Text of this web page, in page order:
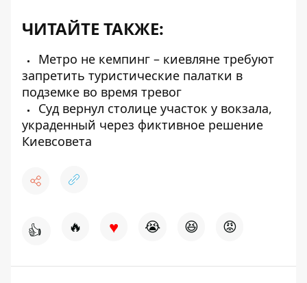
ЧИТАЙТЕ ТАКЖЕ:
Метро не кемпинг – киевляне требуют
запретить туристические палатки в
подземке во время тревог
Суд вернул столице участок у вокзала,
украденный через фиктивное решение
Киевсовета
👍 🔥 ♥ 😭 😆 😡